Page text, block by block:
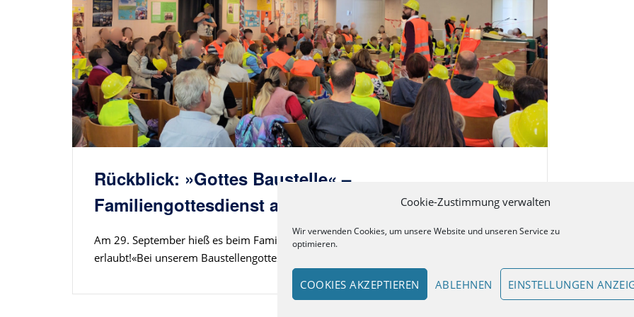
Cookie-Zustimmung verwalten
Wir verwenden Cookies, um unsere Website und unseren Service zu
optimieren.
COOKIES AKZEPTIEREN ABLEHNEN EINSTELLUNGEN
Rückblick: »Gottes Baustelle« –
Familiengottesdienst am 29. September 2024
Am 29. September hieß es beim Familiengottesdienst »Betreten der Baustelle
erlaubt!«Bei unserem Baustellengottesdienst erhielten alle...